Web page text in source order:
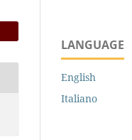
LANGUAGE
English
Italiano